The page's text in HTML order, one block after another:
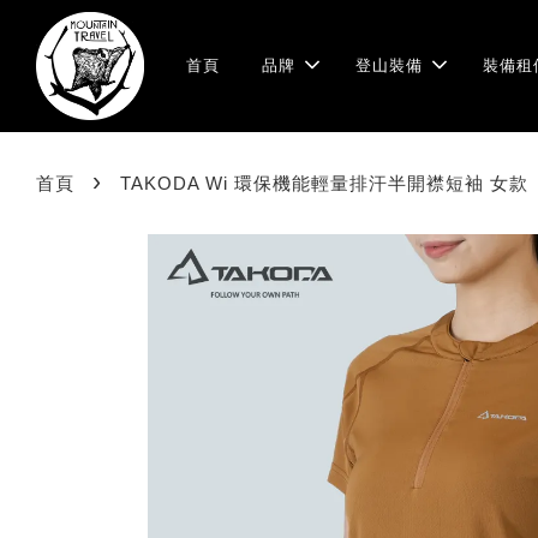
首頁 品牌 登山裝備 裝備租
首頁 › TAKODA Wi 環保機能輕量排汗半開襟短袖 女款